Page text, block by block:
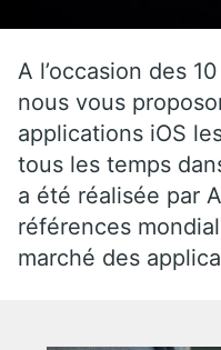
A l’occasion des
nous vous
applications iOS
tous les temps
a été réalisée par
références
marché des